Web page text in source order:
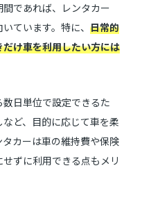
であれば、レンタカー
ています。特に、 日常的
け車を利用したい方には
日単位で設定できるた
ど、目的に応じて車を柔
カーは車の維持費や保険
ずに利用できる点もメリ